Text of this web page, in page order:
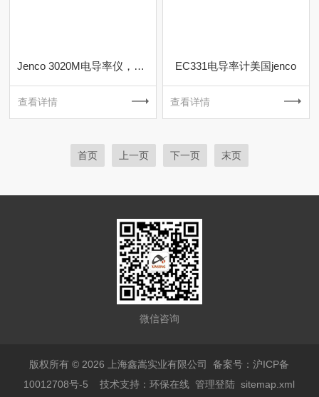
Jenco 3020M电导率仪，Jenco 3020M
查看详情
EC331电导率计美国jenco
查看详情
首页 上一页 下一页 末页
微信咨询
版权所有 © 2026 上海鑫嵩实业有限公司备案号：沪ICP备
10012708号-5 技术支持：环保在线 管理登陆 sitemap.xml